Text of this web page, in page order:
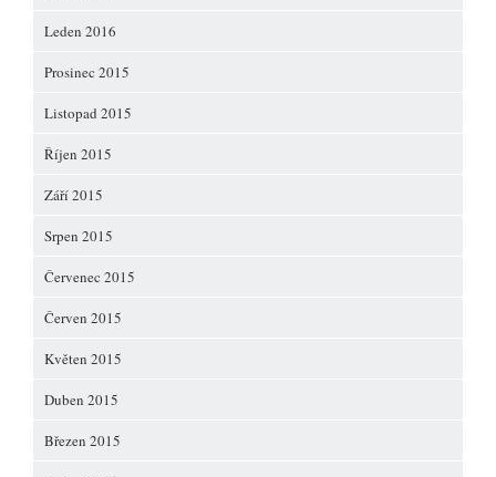
Leden 2016
Prosinec 2015
Listopad 2015
Říjen 2015
Září 2015
Srpen 2015
Červenec 2015
Červen 2015
Květen 2015
Duben 2015
Březen 2015